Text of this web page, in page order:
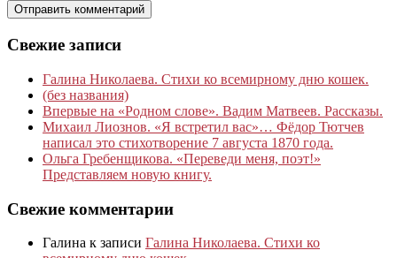
Свежие записи
Галина Николаева. Стихи ко всемирному дню кошек.
(без названия)
Впервые на «Родном слове». Вадим Матвеев. Рассказы.
Михаил Лиознов. «Я встретил вас»… Фёдор Тютчев
написал это стихотворение 7 августа 1870 года.
Ольга Гребенщикова. «Переведи меня, поэт!»
Представляем новую книгу.
Свежие комментарии
Галина к записи Галина Николаева. Стихи ко